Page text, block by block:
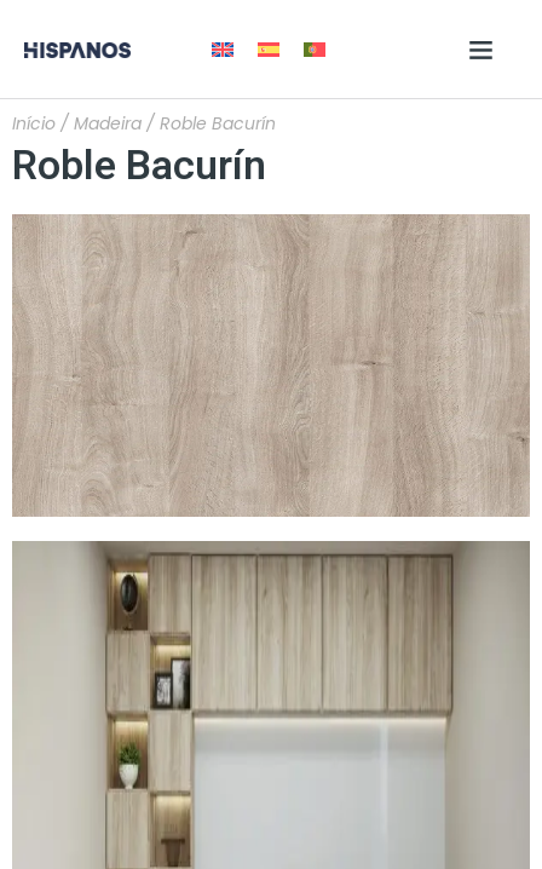
Início / Madeira / Roble Bacurín
Roble Bacurín